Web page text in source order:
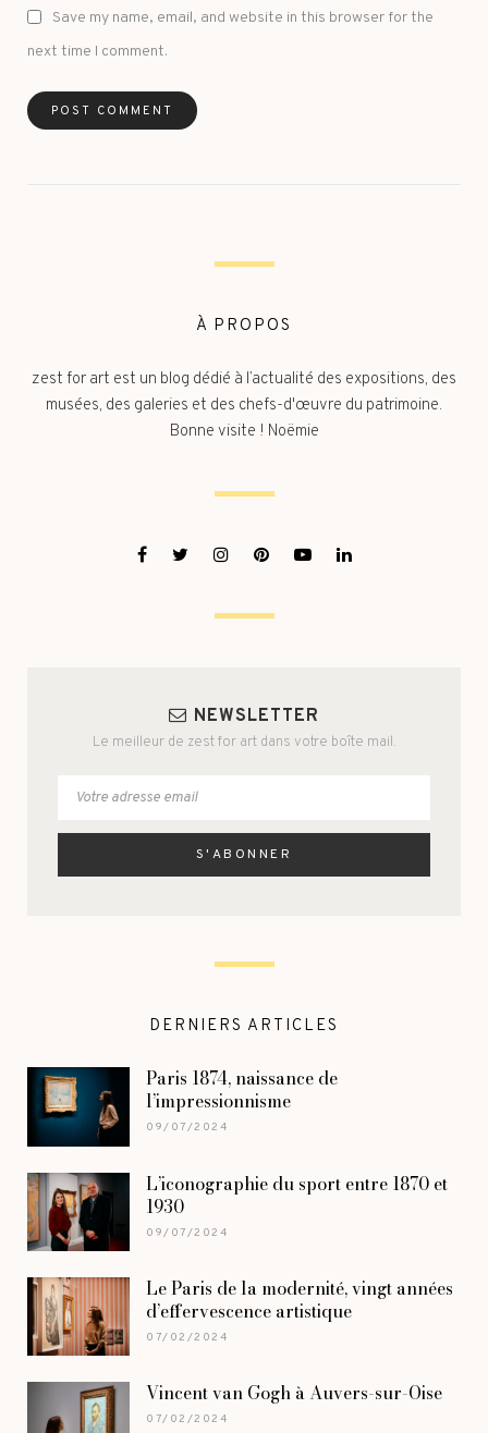
Save my name, email, and website in this browser for the
next time I comment.
À PROPOS
zest for art est un blog dédié à l’actualité des expositions, des
musées, des galeries et des chefs-d'œuvre du patrimoine.
Bonne visite ! Noëmie
NEWSLETTER
Le meilleur de zest for art dans votre boîte mail.
DERNIERS ARTICLES
Paris 1874, naissance de
l’impressionnisme
09/07/2024
L’iconographie du sport entre 1870 et
1930
09/07/2024
Le Paris de la modernité, vingt années
d’effervescence artistique
07/02/2024
Vincent van Gogh à Auvers-sur-Oise
07/02/2024